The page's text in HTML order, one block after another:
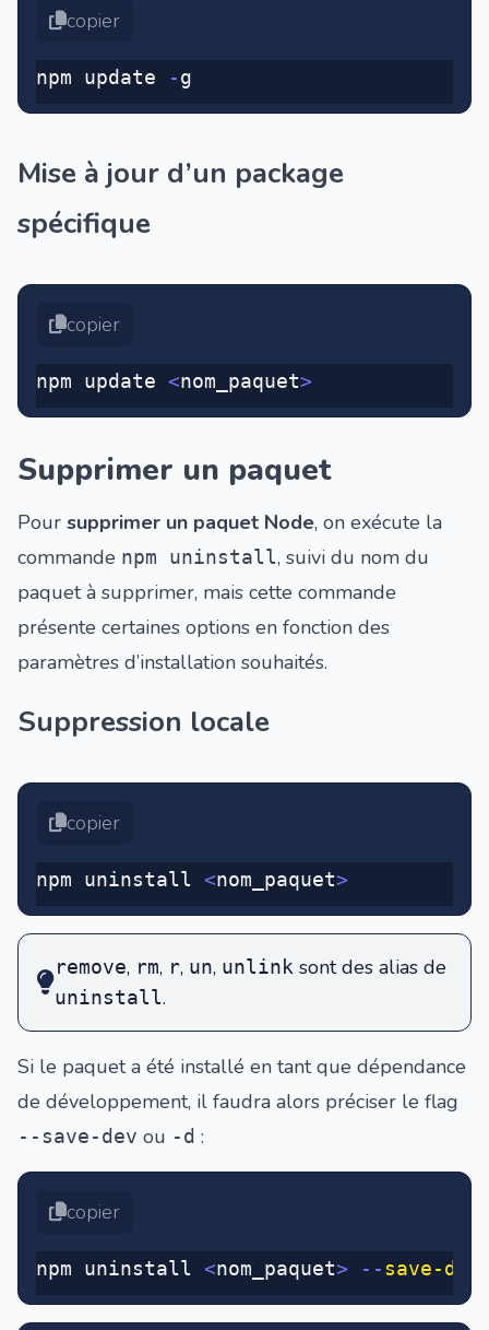
copier
npm update -g
Mise à jour d’un package
spécifique
copier
npm update <nom_paquet>
Supprimer un paquet
Pour supprimer un paquet Node, on exécute la
commande npm uninstall, suivi du nom du
paquet à supprimer, mais cette commande
présente certaines options en fonction des
paramètres d’installation souhaités.
Suppression locale
copier
npm uninstall <nom_paquet>
remove, rm, r, un, unlink sont des alias de
uninstall.
Si le paquet a été installé en tant que dépendance
de développement, il faudra alors préciser le flag
--save-dev ou -d :
copier
npm uninstall <nom_paquet> --save-dev